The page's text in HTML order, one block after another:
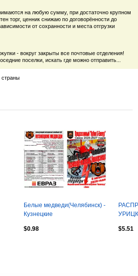
на любую сумму, при достаточно крупном
торг, ценник снижаю по договорённости до
от сохранности и места отгрузки
- вокруг закрыты все почтовые отделения!
поселки, искать где можно отправить...
страны
Белые медведи(Челябинск) -
Кузнецкие
- G-Energy
$0.98
$5.51